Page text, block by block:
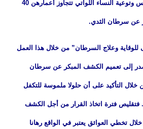
حسب مصدر مطلع تحسيس وتوعية النساء اللواتي تتجاوز أعمارهن 40
عن سرطان الثدي.
وعلاج السرطان” من خلال هذا العمل
إلى تعميم الكشف المبكر عن سرطان
خلال التأكيد على أن حلولا ملموسة للتكفل
فتقليص فترة اتخاذ القرار من أجل الكشف
تخطي العوائق يعتبر في الواقع رهانا